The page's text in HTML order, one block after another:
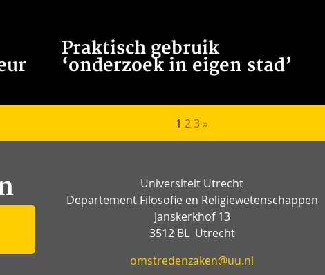
Praktisch gebruik
‘onderzoek in eigen stad’
Berichten paginering
1 2 3 »
Universiteit Utrecht
Departement Filosofie en Religiewetenschappen
Janskerkhof 13
3512 BL Utrecht
omstredenzaken@uu.nl